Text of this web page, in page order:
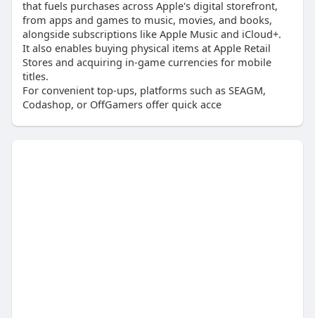
that fuels purchases across Apple's digital storefront,
from apps and games to music, movies, and books,
alongside subscriptions like Apple Music and iCloud+.
It also enables buying physical items at Apple Retail
Stores and acquiring in-game currencies for mobile
titles.
For convenient top-ups, platforms such as SEAGM,
Codashop, or OffGamers offer quick acce